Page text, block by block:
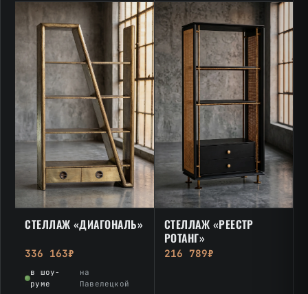
СТЕЛЛАЖ «ДИАГОНАЛЬ»
336 163₽
в шоу-
руме
на
Павелецкой
СТЕЛЛАЖ «РЕЕСТР
РОТАНГ»
216 789₽